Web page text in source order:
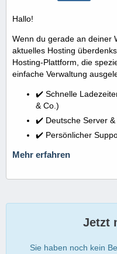
Hallo!
Wenn du gerade an deiner
aktuelles Hosting
Hosting-Plattform, die
einfache Verwaltung
✔️ Schnelle
& Co.)
✔️ Deutsche Server &
✔️ Persönlicher
Mehr erfahren
Jetzt
Sie haben noch kein